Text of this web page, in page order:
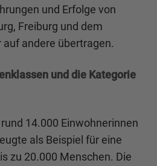
und Erfolge von
Freiburg und dem
andere übertragen.
und die Kategorie
14.000 Einwohnerinnen
als Beispiel für eine
zu 20.000 Menschen. Die